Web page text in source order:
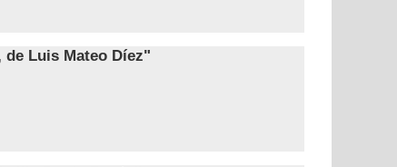
de Luis Mateo Díez"